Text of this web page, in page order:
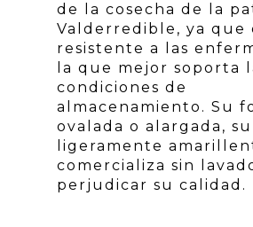
de la cosecha de la
Valderredible, ya que
resistente a las
la que mejor soporta
condiciones de
almacenamiento. Su
ovalada o alargada,
ligeramente
comercializa sin
perjudicar su calidad.